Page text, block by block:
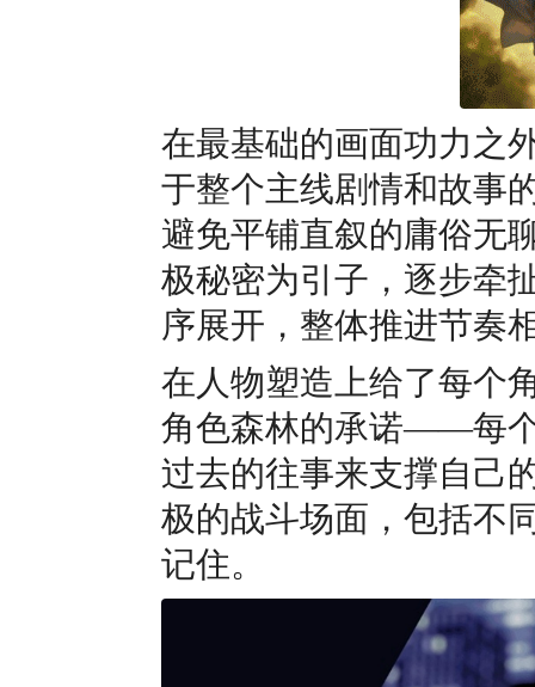
在最基础的画面功力之
于整个主线剧情和故事
避免平铺直叙的庸俗无
极秘密为引子，逐步牵
序展开，整体推进节奏
在人物塑造上给了每个
角色森林的承诺——每
过去的往事来支撑自己
极的战斗场面，包括不
记住。